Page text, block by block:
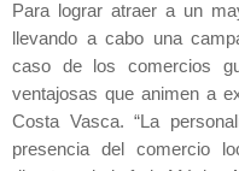
Para lograr atraer a un
llevando a cabo una
caso de los comercios
ventajosas que animen a
CostaVasca. “La
presencia del comercio